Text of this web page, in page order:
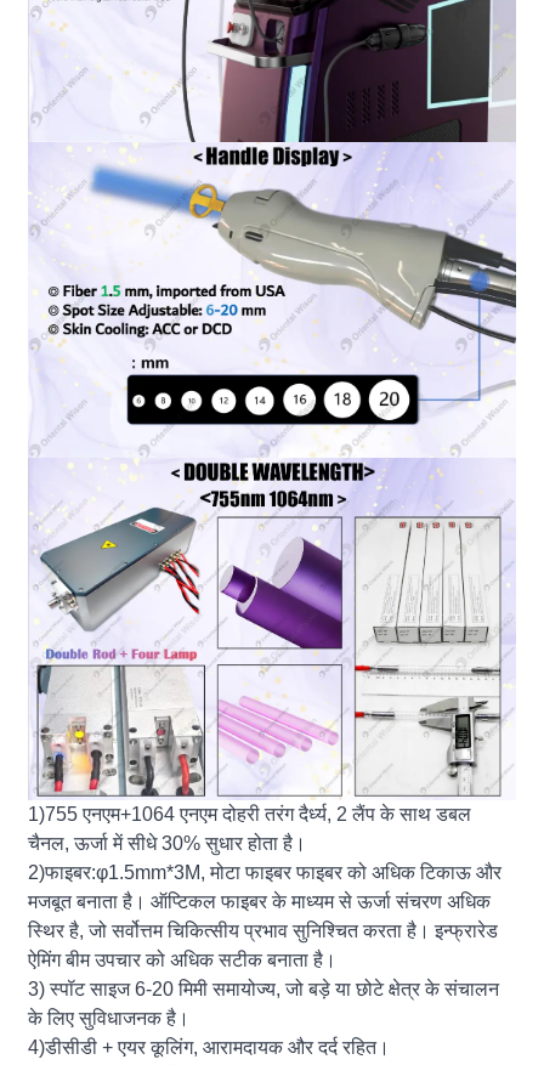
1)755 एनएम+1064 एनएम दोहरी तरंग दैर्ध्य, 2 लैंप के साथ डबल
चैनल, ऊर्जा में सीधे 30% सुधार होता है।
2)फाइबर:φ1.5mm*3M, मोटा फाइबर फाइबर को अधिक टिकाऊ और
मजबूत बनाता है। ऑप्टिकल फाइबर के माध्यम से ऊर्जा संचरण अधिक
स्थिर है, जो सर्वोत्तम चिकित्सीय प्रभाव सुनिश्चित करता है। इन्फ्रारेड
ऐमिंग बीम उपचार को अधिक सटीक बनाता है।
3) स्पॉट साइज 6-20 मिमी समायोज्य, जो बड़े या छोटे क्षेत्र के संचालन
के लिए सुविधाजनक है।
4)डीसीडी + एयर कूलिंग, आरामदायक और दर्द रहित।